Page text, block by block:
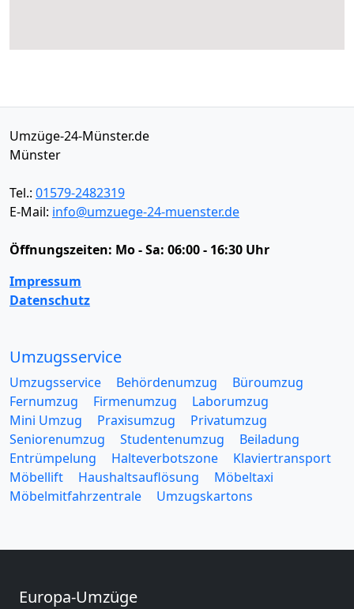
Umzüge-24-Münster.de
Münster
Tel.: 01579-2482319
E-Mail: info@umzuege-24-muenster.de
Öffnungszeiten: Mo - Sa: 06:00 - 16:30 Uhr
Impressum
Datenschutz
Umzugsservice
Umzugsservice Behördenumzug
Büroumzug
Fernumzug
Firmenumzug
Laborumzug
Mini Umzug
Praxisumzug
Privatumzug
Seniorenumzug
Studentenumzug
Beiladung
Entrümpelung
Halteverbotszone
Klaviertransport
Möbellift
Haushaltsauflösung
Möbeltaxi
Möbelmitfahrzentrale
Umzugskartons
Europa-Umzüge